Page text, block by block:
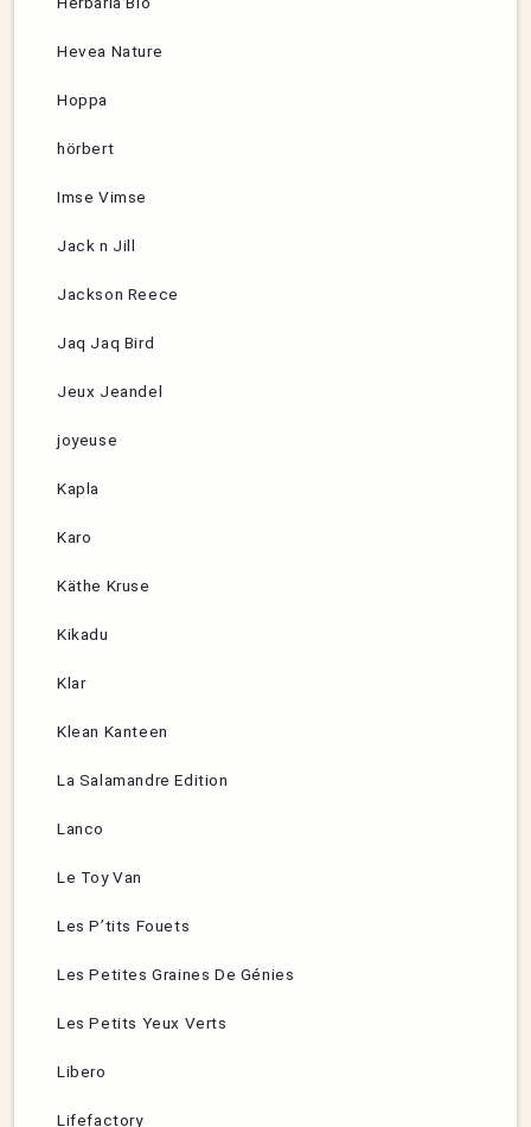
Hevea Nature
Hoppa
hörbert
Imse Vimse
Jack n Jill
Jackson Reece
Jaq Jaq Bird
Jeux Jeandel
joyeuse
Kapla
Karo
Käthe Kruse
Kikadu
Klar
Klean Kanteen
La Salamandre Edition
Lanco
Le Toy Van
Les P’tits Fouets
Les Petites Graines De Génies
Les Petits Yeux Verts
Libero
Lifefactory